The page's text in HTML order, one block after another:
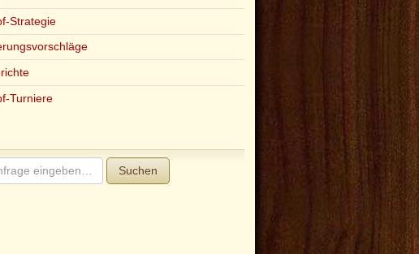
Strategie
Turniere
Suchen